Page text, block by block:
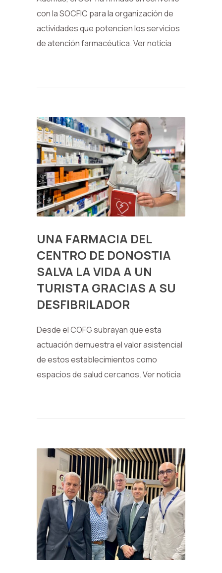
con la SOCFIC para la organización de
actividades que potencien los servicios
de atención farmacéutica. Ver noticia
UNA FARMACIA DEL
CENTRO DE DONOSTIA
SALVA LA VIDA A UN
TURISTA GRACIAS A SU
DESFIBRILADOR
Desde el COFG subrayan que esta
actuación demuestra el valor asistencial
de estos establecimientos como
espacios de salud cercanos. Ver noticia